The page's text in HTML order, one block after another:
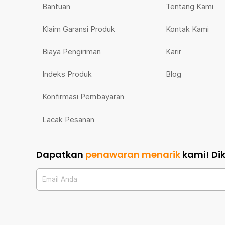
Bantuan
Klaim Garansi Produk
Biaya Pengiriman
Indeks Produk
Konfirmasi Pembayaran
Lacak Pesanan
Tentang Kami
Kontak Kami
Karir
Blog
Dapatkan penawaran menarik kami!
Email Anda